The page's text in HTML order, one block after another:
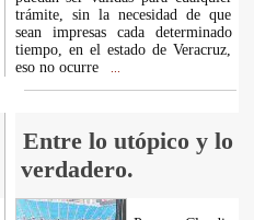
trámite, sin la necesidad de que
sean impresas cada determinado
tiempo, en el estado de Veracruz,
eso no ocurre
Entre lo utópico y lo
verdadero.